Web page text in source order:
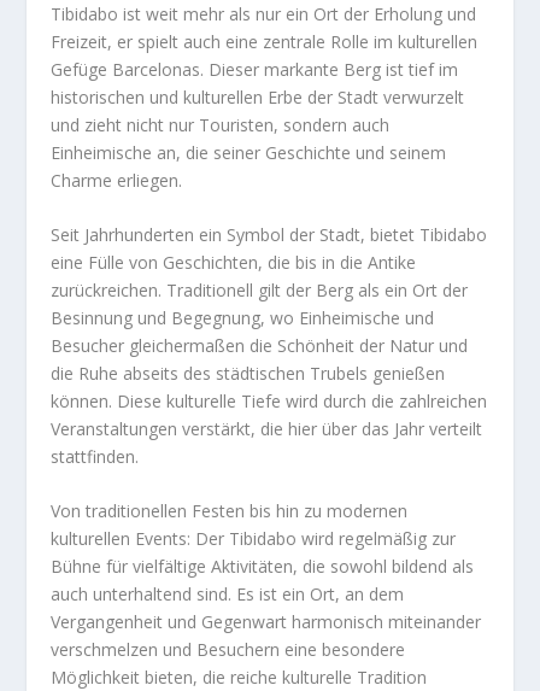
Tibidabo ist weit mehr als nur ein Ort der Erholung und
Freizeit, er spielt auch eine zentrale Rolle im kulturellen
Gefüge Barcelonas. Dieser markante Berg ist tief im
historischen und kulturellen Erbe der Stadt verwurzelt
und zieht nicht nur Touristen, sondern auch
Einheimische an, die seiner Geschichte und seinem
Charme erliegen.
Seit Jahrhunderten ein Symbol der Stadt, bietet Tibidabo
eine Fülle von Geschichten, die bis in die Antike
zurückreichen. Traditionell gilt der Berg als ein Ort der
Besinnung und Begegnung, wo Einheimische und
Besucher gleichermaßen die Schönheit der Natur und
die Ruhe abseits des städtischen Trubels genießen
können. Diese kulturelle Tiefe wird durch die zahlreichen
Veranstaltungen verstärkt, die hier über das Jahr verteilt
stattfinden.
Von traditionellen Festen bis hin zu modernen
kulturellen Events: Der Tibidabo wird regelmäßig zur
Bühne für vielfältige Aktivitäten, die sowohl bildend als
auch unterhaltend sind. Es ist ein Ort, an dem
Vergangenheit und Gegenwart harmonisch miteinander
verschmelzen und Besuchern eine besondere
Möglichkeit bieten, die reiche kulturelle Tradition